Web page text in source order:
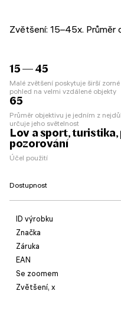
Zvětšení: 15–45x. Průměr
15 — 45
Malé zvětšení poskytuje širší
pohled na velmi vzdálené objekty
65
Průměr objektivu je jedním z
určuje jeho světelnost
Lov a sport,
pozorování
Účel použití
Dostupnost
ID výrobku
Značka
Záruka
EAN
Se zoomem
Zvětšení, x